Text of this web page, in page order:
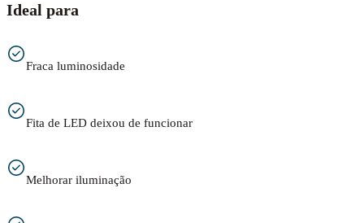
Ideal para
Fraca luminosidade
Fita de LED deixou de funcionar
Melhorar iluminação